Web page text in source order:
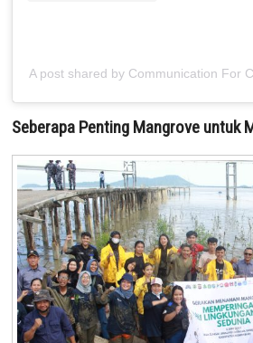
A post shared by Communication For
Seberapa Penting Mangrove untuk